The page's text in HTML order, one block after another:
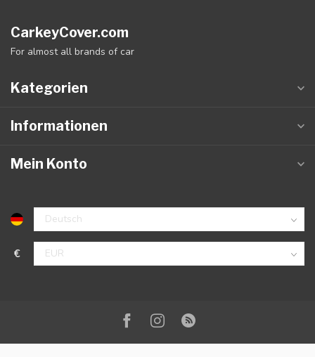
CarkeyCover.com
For almost all brands of car
Kategorien
Informationen
Mein Konto
€